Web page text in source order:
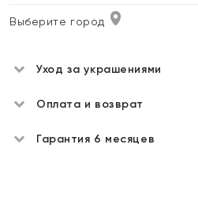
Выберите город
Уход за украшениями
Оплата и возврат
Гарантия 6 месяцев